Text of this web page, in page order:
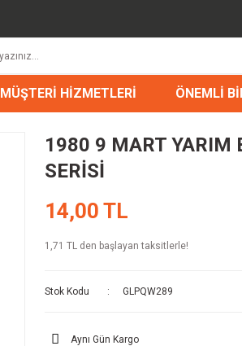
MÜŞTERİ HİZMETLERİ ÖNEMLİ
1980 9 MART YARIM
SERİSİ
14,00 TL
1,71 TL den başlayan taksitlerle!
Stok Kodu GLPQW289
Aynı Gün Kargo